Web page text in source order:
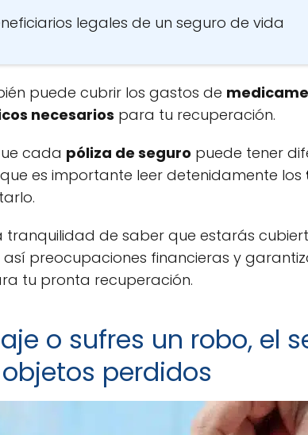
legales de un seguro de vida
puede cubrir los gastos de
necesarios para tu recuperación.
cada póliza de seguro puede tener
es importante leer detenidamente los
tranquilidad de saber que estarás
preocupaciones financieras y
tu pronta recuperación.
o sufres un robo, el
perdidos